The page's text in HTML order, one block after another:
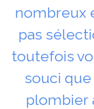
nombreux
pas
toutefois
souci
plombier